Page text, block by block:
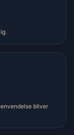
bliver